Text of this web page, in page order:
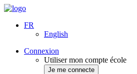
FR
English
Connexion
Utiliser mon compte école
Je me connecte